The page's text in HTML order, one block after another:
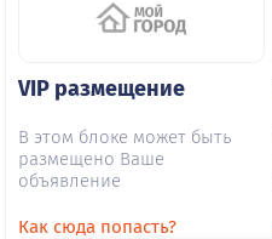
VIP размещение
В этом блоке может быть
размещено Ваше
объявление
Как сюда попасть?